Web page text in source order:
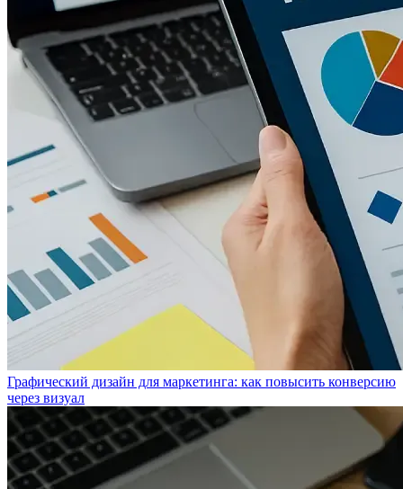
Графический дизайн для маркетинга: как повысить конверсию
через визуал